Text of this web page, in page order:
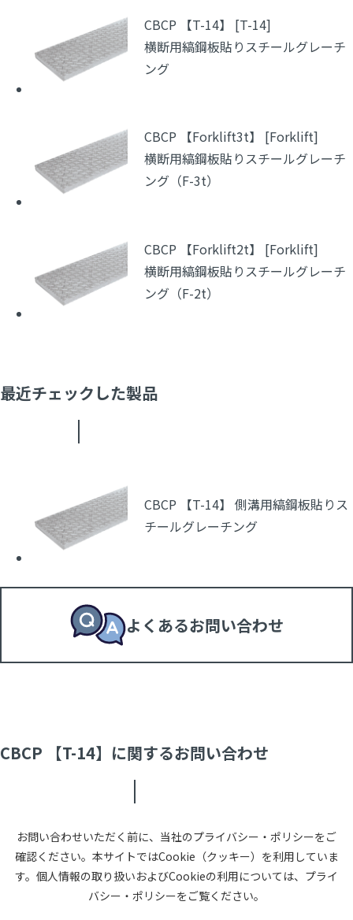
CBCP 【T-14】 [T-14]
横断用縞鋼板貼りスチールグレーチ
ング
CBCP 【Forklift3t】 [Forklift]
横断用縞鋼板貼りスチールグレーチ
ング（F-3t）
CBCP 【Forklift2t】 [Forklift]
横断用縞鋼板貼りスチールグレーチ
ング（F-2t）
最近チェックした製品
CBCP 【T-14】 側溝用縞鋼板貼りス
チールグレーチング
よくあるお問い合わせ
CBCP 【T-14】に関するお問い合わせ
お問い合わせいただく前に、当社のプライバシー・ポリシーをご
確認ください。本サイトではCookie（クッキー）を利用していま
す。個人情報の取り扱いおよびCookieの利用については、プライ
バシー・ポリシーをご覧ください。